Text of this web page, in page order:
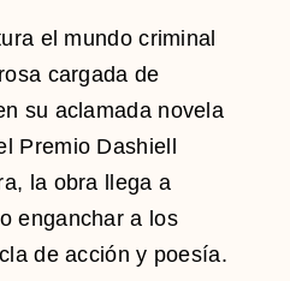
el mundo criminal
cargada de
su aclamada novela
Premio Dashiell
la obra llega a
enganchar a los
de acción y poesía.